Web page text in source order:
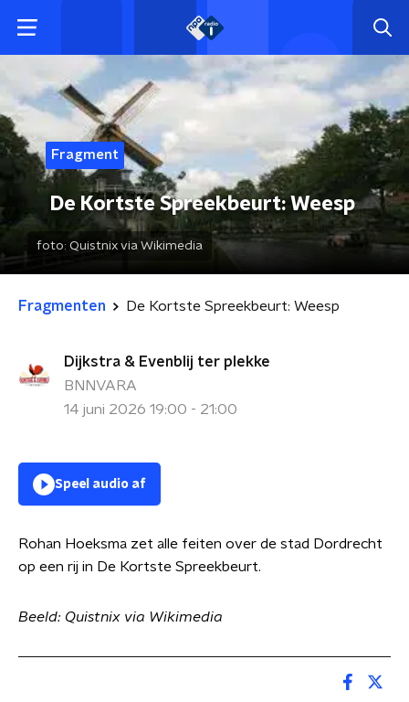
Fragment
De Kortste Spreekbeurt: Weesp
foto: Quistnix via Wikimedia
Fragmenten De Kortste Spreekbeurt: Weesp
Dijkstra & Evenblij ter plekke
BNNVARA
14 juni 2026 19:00 - 21:00
Speel audio af
Rohan Hoeksma zet alle feiten over de stad Dordrecht
op een rij in De Kortste Spreekbeurt.
Beeld: Quistnix via Wikimedia